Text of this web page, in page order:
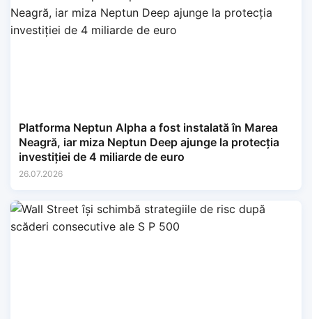
Platforma Neptun Alpha a fost instalată în Marea
Neagră, iar miza Neptun Deep ajunge la protecția
investiției de 4 miliarde de euro
26.07.2026